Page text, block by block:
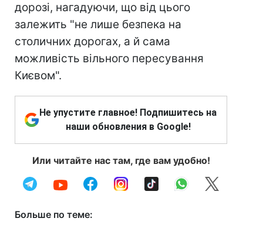
дорозі, нагадуючи, що від цього
залежить "не лише безпека на
столичних дорогах, а й сама
можливість вільного пересування
Києвом".
Не упустите главное! Подпишитесь на
наши обновления в Google!
Или читайте нас там, где вам удобно!
Больше по теме: